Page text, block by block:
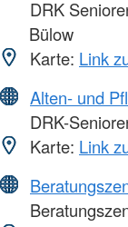
DRK
Bülow
Karte: Link
Alten- und
DRK-
Karte: Link